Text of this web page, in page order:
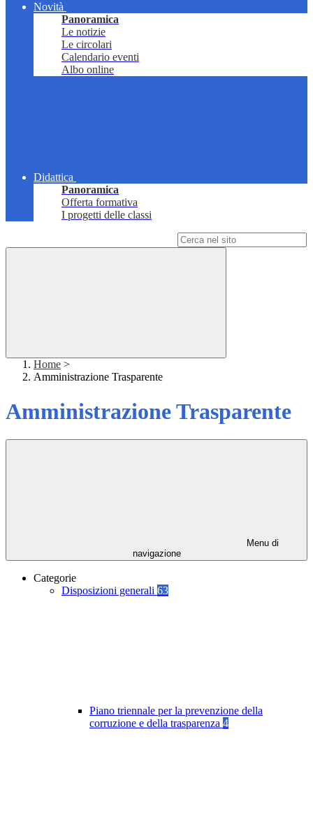
Novità
Panoramica
Le notizie
Le circolari
Calendario eventi
Albo online
Didattica
Panoramica
Offerta formativa
I progetti delle classi
Home >
Amministrazione Trasparente
Amministrazione Trasparente
Menu di
navigazione
Categorie
Disposizioni generali 63
Piano triennale per la prevenzione della
corruzione e della trasparenza 4